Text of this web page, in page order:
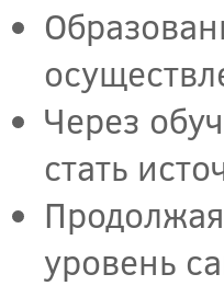
Через
стать
уровень